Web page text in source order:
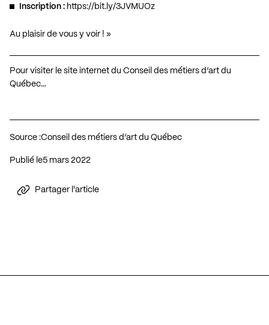
Inscription : https://bit.ly/3JVMUOz
Au plaisir de vous y voir ! »
Pour visiter le site internet du Conseil des métiers d’art du
Québec…
Source :Conseil des métiers d’art du Québec
Publié le 5 mars 2022
Partager l'article